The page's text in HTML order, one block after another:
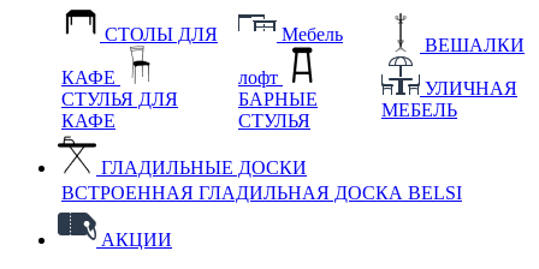
СТОЛЫ ДЛЯ
КАФЕ
СТУЛЬЯ ДЛЯ
КАФЕ
Мебель
лофт
БАРНЫЕ
СТУЛЬЯ
ВЕШАЛКИ
УЛИЧНАЯ
МЕБЕЛЬ
ГЛАДИЛЬНЫЕ ДОСКИ
ВСТРОЕННАЯ ГЛАДИЛЬНАЯ ДОСКА BELSI
АКЦИИ